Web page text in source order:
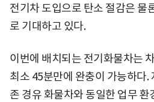
전기차 도입으로 탄소 절감은 물
로 기대하고 있다.
이번에 배치되는 전기화물차는
최소 45분만에 완충이 가능하다.
존 경유 화물차와 동일한 업무